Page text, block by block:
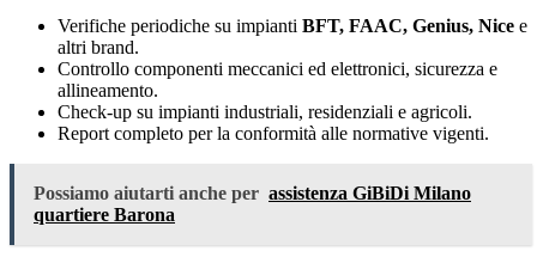
Verifiche periodiche su impianti BFT, FAAC, Genius, Nice e
altri brand.
Controllo componenti meccanici ed elettronici, sicurezza e
allineamento.
Check-up su impianti industriali, residenziali e agricoli.
Report completo per la conformità alle normative vigenti.
Possiamo aiutarti anche per assistenza GiBiDi Milano
quartiere Barona